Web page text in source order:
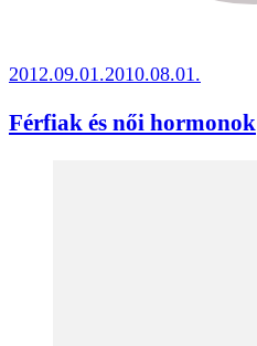
2012.09.01.2010.08.01.
Férfiak és női hormonok